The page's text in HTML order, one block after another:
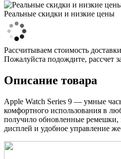
Реальные скидки и низкие цены
Рассчитываем стоимость доставки
Пожалуйста подождите, рассчет
Описание товара
Apple Watch Series 9 — умные
комфортного использования в
получило обновленные
дисплей и удобное управление